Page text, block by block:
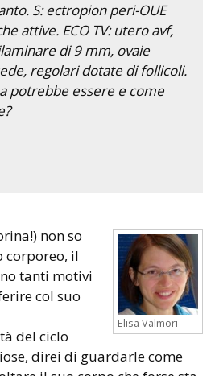
S: ectropion peri-OUE
attive. ECO TV: utero avf,
di 9 mm, ovaie
regolari dotate di follicoli.
potrebbe essere e come
Elisa Valmori
corporeo, il
tanti motivi
col suo
del ciclo
direi di guardarle come